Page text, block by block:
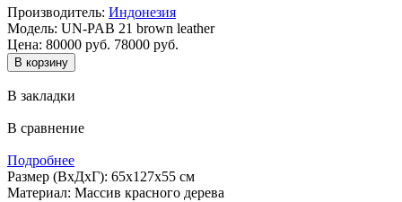
Производитель: Индонезия
Модель: UN-PAB 21 brown leather
Цена: 80000 руб. 78000 руб.
В закладки
В сравнение
Подробнее
Размер (ВхДхГ): 65х127х55 см
Материал: Массив красного дерева